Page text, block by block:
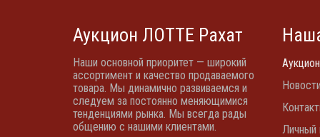
Аукцион ЛОТТЕ Рахат
Наши основной приоритет — широкий
ассортимент и качество продаваемого
товара. Мы динамично развиваемся и
следуем за постоянно меняющимися
тенденциями рынка. Мы всегда рады
общению с нашими клиентами.
Аукцион
Новости
Личный